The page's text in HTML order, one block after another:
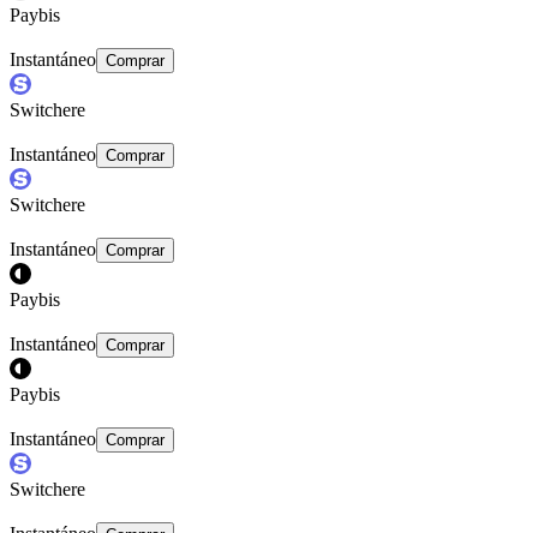
Paybis
Instantáneo Comprar
Switchere
Instantáneo Comprar
Switchere
Instantáneo Comprar
Paybis
Instantáneo Comprar
Paybis
Instantáneo Comprar
Switchere